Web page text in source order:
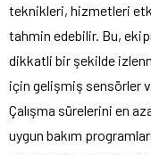
teknikleri, hizmetleri
tahmin edebilir. Bu,
dikkatli bir şekilde
için gelişmiş sensörler
Çalışma sürelerini en
uygun bakım